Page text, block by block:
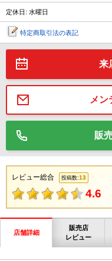
定休日: 水曜日
特定商取引法の表記
来
メン
販
レビュー総合 投稿数:13
4.6
店舗詳細
販売店
レビュー